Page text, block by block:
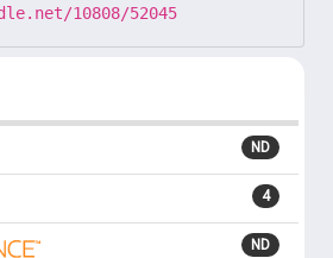
10808/52045
ND
4
ND